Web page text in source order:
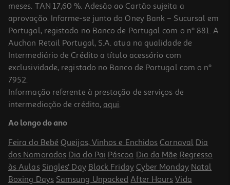
Jogo Metroid Prime 4 Switch 2 Beyond Edition
59.89 €/un
59,89 €
meses. TAN 17,60 %. Adesão ao Cartão sujeita a
aprovação. Informe-se junto do Oney Bank – Sucursal em
Portugal, registado no Banco de Portugal com o nº 881. A
Auchan Retail Portugal, S.A. atua na qualidade de
Intermediário de Crédito a título acessório com
exclusividade, registado no Banco de Portugal com o nº
7952.
Informação referente à prestação de serviços de
intermediação de crédito, aqui.
Ao longo do ano
Feira do Bebé Queijos, Vinhos e Enchidos Carnaval Dia
dos Namorados Dia do Pai Páscoa Dia da Mãe Regresso
às Aulas Singles' Day Black Friday Cyber Monday Natal
Boxing Days Samsung Unpacked After Hours Vida